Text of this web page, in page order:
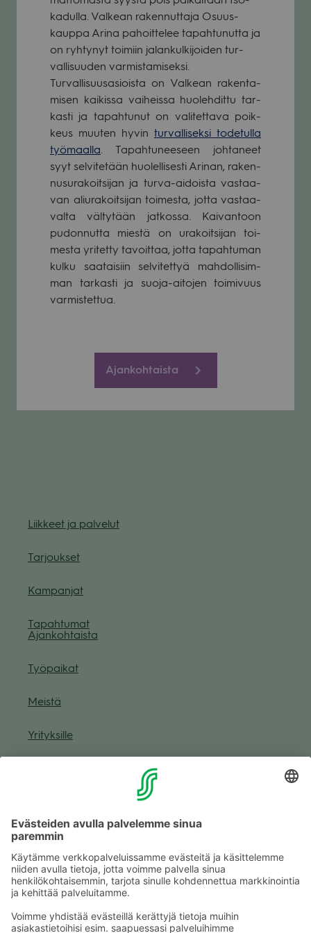
ka­dulla. Val­kean raken­nut­taja Osuus­
kauppa Arina pahoit­te­lee tapah­tu­nutta ja
on ryh­ty­nyt toi­miin jalan­kul­ki­joi­den tur­
val­li­suu­den var­mis­ta­mi­seksi.
Tur­val­li­suus­asioista on Val­kean raken­ta­
mi­sen kai­kissa vai­heissa huo­leh­dittu tar­
kasti ja tapah­tu­nut on vali­tet­tava poik­
keus muu­ten hyvin tur­val­li­seksi tode­tulla
työ­maalla. Tapah­tu­nee­seen joh­ta­neet
syyt sel­vi­te­tään huo­lel­li­sesti Ari­nan, raken­
nusu­ra­koit­si­jan ja turva-aidoista vas­taa­
van aliu­ra­koit­si­jan toi­mesta, jotta vas­taa­
valta väl­ty­tään jat­kossa. Kai­van­toon
pudon­nutta miestä on ura­koit­si­jan toi­
mesta yri­tetty tavoit­taa, jotta tapah­tu­man
kulku saa­tai­siin sel­vi­tet­tyä mah­dol­li­sim­
man tar­kasti ja suoja-aito­jen toi­mi­vuus
var­mis­tet­tua.
Ajankohtaista
Liik­keet ja pal­ve­lut
Tar­jouk­set
Kam­pan­jat
Tapah­tu­mat
Ajan­koh­taista
Työ­pai­kat
Meistä
Yri­tyk­sille
Muuta eväs­tea­se­tuk­sia & eväs­tein­for­maa­tio
Tie­to­suo­ja­se­loste (Arina)
Kaup­pa­kes­kus